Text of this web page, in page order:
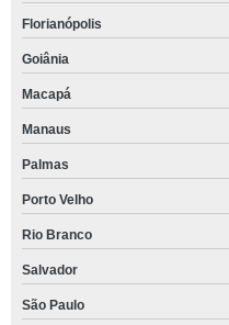
Florianópolis
Goiânia
Macapá
Manaus
Palmas
Porto Velho
Rio Branco
Salvador
São Paulo